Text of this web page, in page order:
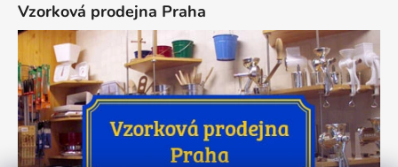
Vzorková prodejna Praha